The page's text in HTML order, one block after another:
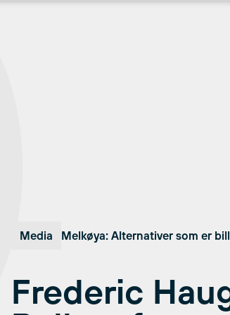
Media Melkøya: Alternativer som er
Frederic